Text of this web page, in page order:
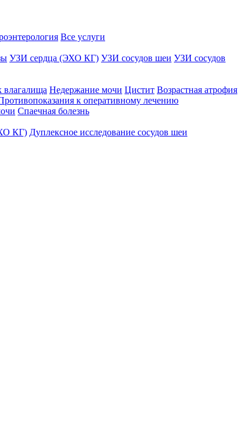
Все услуги
УЗИ сердца (ЭХО КГ) УЗИ сосудов шеи УЗИ сосудов
влагалища Недержание мочи Цистит Возрастная атрофия
к оперативному лечению
Спаечная болезнь
КГ) Дуплексное исследование сосудов шеи